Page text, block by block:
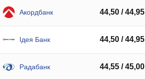
Акордбанк 44,50 / 44,95
Ідея Банк 44,50 / 44,95
Радабанк 44,55 / 45,00